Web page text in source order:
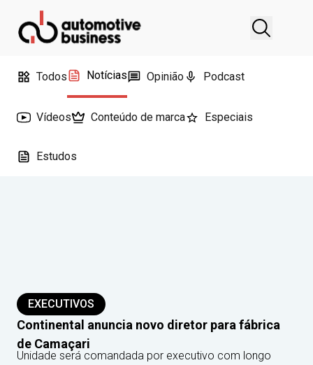
Todos Notícias Opinião Podcast
Vídeos Conteúdo de marca Especiais
Estudos
EXECUTIVOS
Continental anuncia novo diretor para fábrica
de Camaçari
Unidade será comandada por executivo com longo